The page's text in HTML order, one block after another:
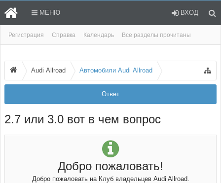
Регистрация Справка Календарь Все разделы прочитаны
МЕНЮ ВХОД
Ответ
Audi Allroad Автомобили Audi Allroad
2.7 или 3.0 вот в чем вопрос
Добро пожаловать!
Добро пожаловать на Клуб владельцев Audi Allroad.